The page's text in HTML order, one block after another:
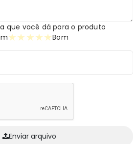
que você dá para o produto
★
★
★
★
★ Bom
Enviar arquivo